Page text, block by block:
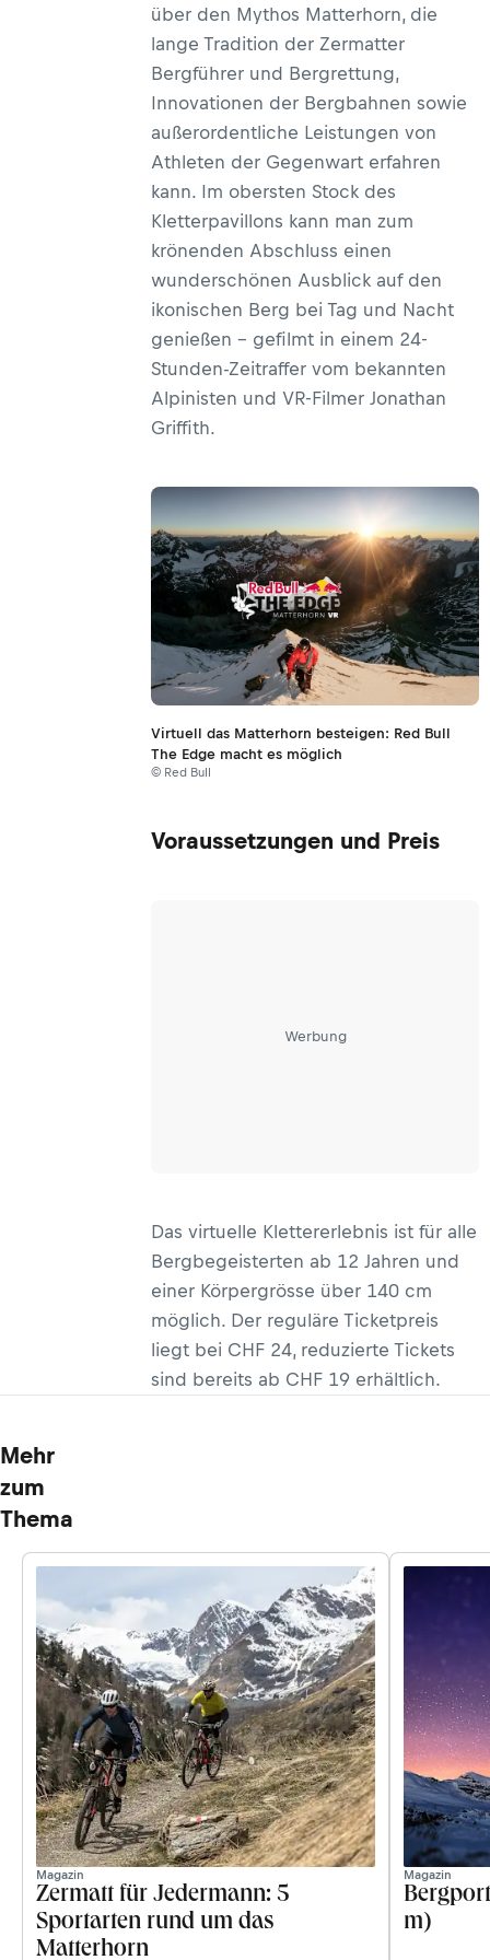
über den Mythos Matterhorn, die
lange Tradition der Zermatter
Bergführer und Bergrettung,
Innovationen der Bergbahnen sowie
außerordentliche Leistungen von
Athleten der Gegenwart erfahren
kann. Im obersten Stock des
Kletterpavillons kann man zum
krönenden Abschluss einen
wunderschönen Ausblick auf den
ikonischen Berg bei Tag und Nacht
genießen – gefilmt in einem 24-
Stunden-Zeitraffer vom bekannten
Alpinisten und VR-Filmer Jonathan
Griffith.
Virtuell das Matterhorn besteigen: Red Bull
The Edge macht es möglich
© Red Bull
Voraussetzungen und Preis
Werbung
Das virtuelle Klettererlebnis ist für alle
Bergbegeisterten ab 12 Jahren und
einer Körpergrösse über 140 cm
möglich. Der reguläre Ticketpreis
liegt bei CHF 24, reduzierte Tickets
sind bereits ab CHF 19 erhältlich.
Mehr
zum
Thema
Magazin
Zermatt für Jedermann: 5
Sportarten rund um das
Matterhorn
Magazin
m)